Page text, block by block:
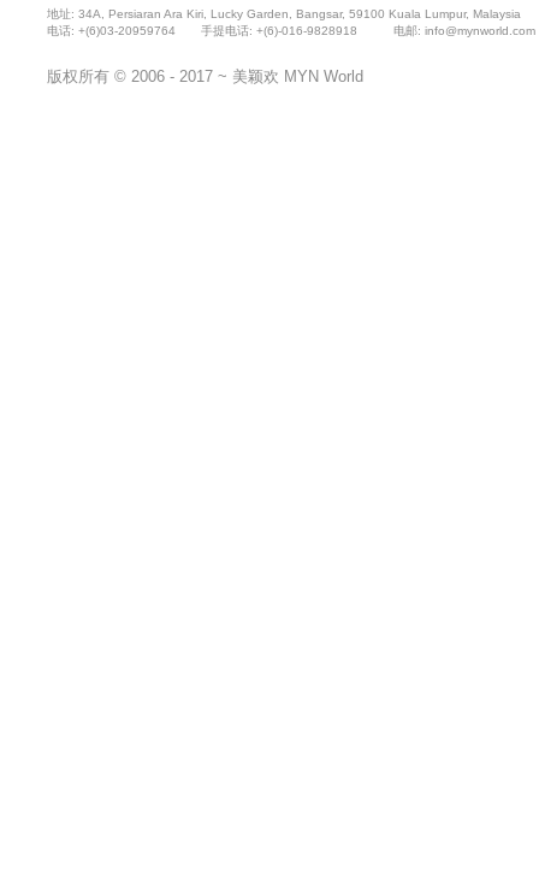
地址: 34A, Persiaran Ara Kiri, Lucky Garden, Bangsar, 59100 Kuala Lumpur, Malaysia
电话: +(6)03-20959764 手提电话: +(6)-016-9828918 电邮:
版权所有 © 2006 - 2017 ~ 美颖欢 MYN World